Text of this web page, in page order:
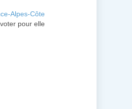
Alpes-Côte
pour elle